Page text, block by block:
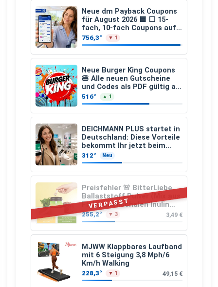
Neue dm Payback Coupons
für August 2026 🟦 ⬜ 15-
fach, 10-fach Coupons auf
den gesamten Einkauf ab 2
€
756,3° ▼ 1
Neue Burger King Coupons
🍔 Alle neuen Gutscheine
und Codes als PDF gültig ab
25.07.2026 bis 04.09.2026
516° ▲ 1
DEICHMANN PLUS startet in
Deutschland: Diese Vorteile
bekommt Ihr jetzt beim
Schuhkauf
312° Neu
VERPASST
Preisfehler 🚨 BitterLiebe
Ballaststoff Pulver (Mix aus
Flohsamenschalen Inulin
(Präbiotika) Leinsamen &
Apfelfaser)
255,2° ▼ 3 3,49 €
MJWW Klappbares Laufband
mit 6 Steigung 3,8 Mph/6
Km/h Walking
228,3° ▼ 1 49,15 €